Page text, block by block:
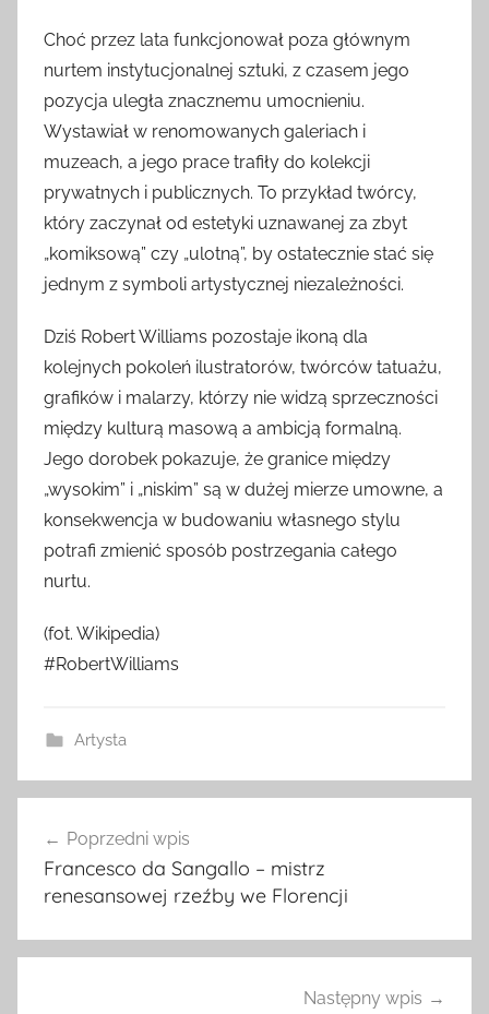
Choć przez lata funkcjonował poza głównym
nurtem instytucjonalnej sztuki, z czasem jego
pozycja uległa znacznemu umocnieniu.
Wystawiał w renomowanych galeriach i
muzeach, a jego prace trafiły do kolekcji
prywatnych i publicznych. To przykład twórcy,
który zaczynał od estetyki uznawanej za zbyt
„komiksową” czy „ulotną”, by ostatecznie stać się
jednym z symboli artystycznej niezależności.
Dziś Robert Williams pozostaje ikoną dla
kolejnych pokoleń ilustratorów, twórców tatuażu,
grafików i malarzy, którzy nie widzą sprzeczności
między kulturą masową a ambicją formalną.
Jego dorobek pokazuje, że granice między
„wysokim” i „niskim” są w dużej mierze umowne, a
konsekwencja w budowaniu własnego stylu
potrafi zmienić sposób postrzegania całego
nurtu.
(fot. Wikipedia)
#RobertWilliams
Artysta
wpisu
Poprzedni wpis
Francesco da Sangallo – mistrz
renesansowej rzeźby we Florencji
Następny wpis